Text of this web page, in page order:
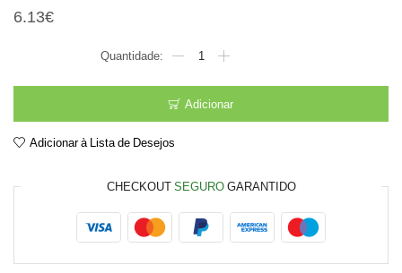
6.13€
Oval
3W
60lm
DIA
Adicionar
Adicionar à Lista de Desejos
CHECKOUTSEGUROGARANTIDO